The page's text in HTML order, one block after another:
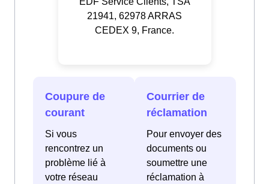
21941, 62978 ARRAS
CEDEX 9, France.
Coupure de
courant
Si vous
rencontrez un
problème lié à
votre réseau
Courrier de
réclamation
Pour envoyer des
documents ou
soumettre une
réclamation à